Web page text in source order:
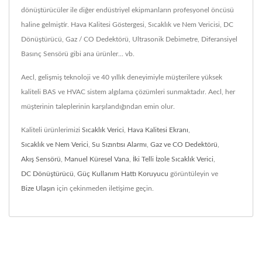
dönüştürücüler ile diğer endüstriyel ekipmanların profesyonel öncüsü
haline gelmiştir. Hava Kalitesi Göstergesi, Sıcaklık ve Nem Vericisi, DC
Dönüştürücü, Gaz / CO Dedektörü, Ultrasonik Debimetre, Diferansiyel
Basınç Sensörü gibi ana ürünler... vb.
Aecl, gelişmiş teknoloji ve 40 yıllık deneyimiyle müşterilere yüksek
kaliteli BAS ve HVAC sistem algılama çözümleri sunmaktadır. Aecl, her
müşterinin taleplerinin karşılandığından emin olur.
Kaliteli ürünlerimizi Sıcaklık Verici Hava Kalitesi Ekranı
Sıcaklık ve Nem Verici Su Sızıntısı Alarmı Gaz ve CO Dedektörü
Akış Sensörü Manuel Küresel Vana İki Telli İzole Sıcaklık Verici
DC Dönüştürücü Güç Kullanım Hattı Koruyucu görüntüleyin ve
Bize Ulaşın için çekinmeden iletişime geçin.